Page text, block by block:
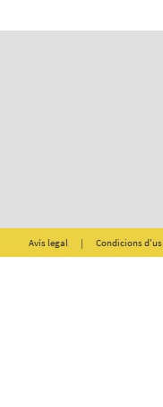
Avís legal | Condicions d'us